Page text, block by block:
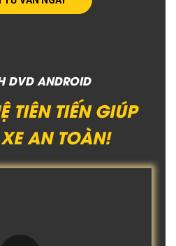
DVD ANDROID
TIÊN TIẾN GIÚP
AN TOÀN!